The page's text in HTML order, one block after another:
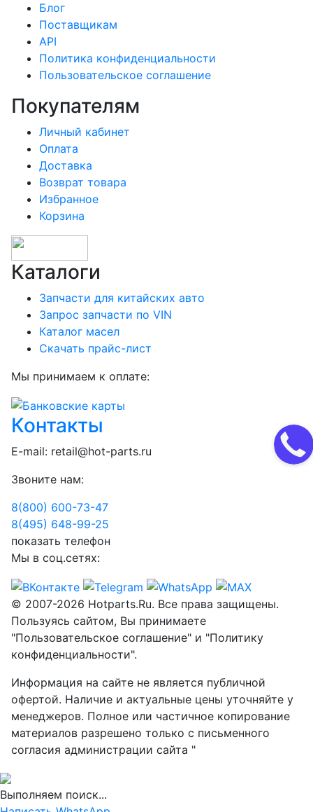
Блог
Поставщикам
API
Политика конфиденциальности
Пользовательское соглашение
Покупателям
Личный кабинет
Оплата
Доставка
Возврат товара
Избранное
Корзина
Каталоги
Запчасти для китайских авто
Запрос запчасти по VIN
Каталог масел
Скачать прайс-лист
Мы принимаем к оплате:
Контакты
E-mail: retail@hot-parts.ru
Звоните нам:
8(800) 600-73-47
8(495) 648-99-25
показать телефон
Мы в соц.сетях:
© 2007-2026 Hotparts.Ru. Все права защищены.
Пользуясь сайтом, Вы принимаете
"Пользовательское соглашение" и "Политику
конфиденциальности".
Информация на сайте не является публичной
офертой. Наличие и актуальные цены уточняйте у
менеджеров. Полное или частичное копирование
материалов разрешено только с письменного
согласия администрации сайта "
Выполняем поиск...